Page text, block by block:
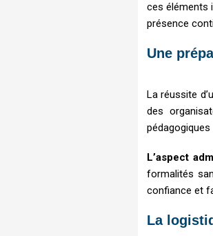
ces éléments
présence
Une
La réussite
des
L’aspect
formalités
confiance et
La